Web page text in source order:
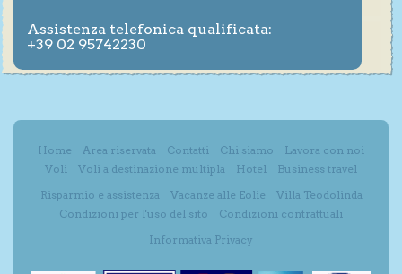
Assistenza telefonica qualificata:
+39 02 95742230
Home Area riservata Contatti Chi siamo
Lavora con noi
Voli
Voli a destinazione multipla Hotel
Business travel
Risparmio e assistenza
Vacanze alle Eolie
Villa Teodolinda
Condizioni per l'uso del sito
Condizioni contrattuali
Informativa Privacy